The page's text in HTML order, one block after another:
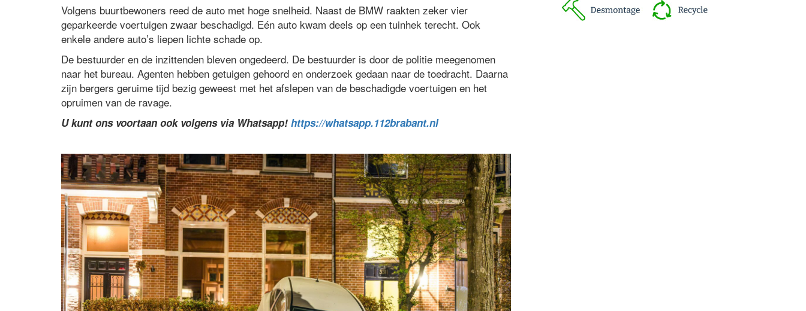
Volgens buurtbewoners reed de auto met hoge snelheid. Naast de BMW raakten zeker vier
geparkeerde voertuigen zwaar beschadigd. Eén auto kwam deels op een tuinhek terecht. Ook
enkele andere auto’s liepen lichte schade op.
De bestuurder en de inzittenden bleven ongedeerd. De bestuurder is door de politie meegenomen
naar het bureau. Agenten hebben getuigen gehoord en onderzoek gedaan naar de toedracht. Daarna
zijn bergers geruime tijd bezig geweest met het afslepen van de beschadigde voertuigen en het
opruimen van de ravage.
U kunt ons voortaan ook volgens via Whatsapp! https://whatsapp.112brabant.nl